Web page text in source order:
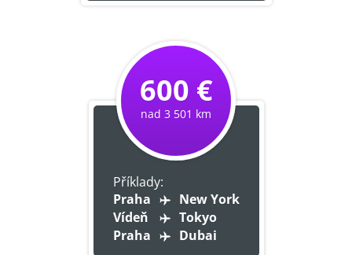
600 €
nad 3 501 km
Příklady:
Praha
New York
Vídeň
Tokyo
Praha
Dubai